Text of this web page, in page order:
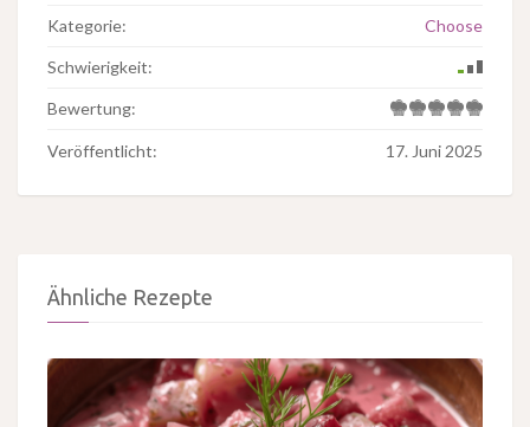
Kategorie: Choose
Schwierigkeit:
Bewertung:
Veröffentlicht: 17. Juni 2025
Ähnliche Rezepte